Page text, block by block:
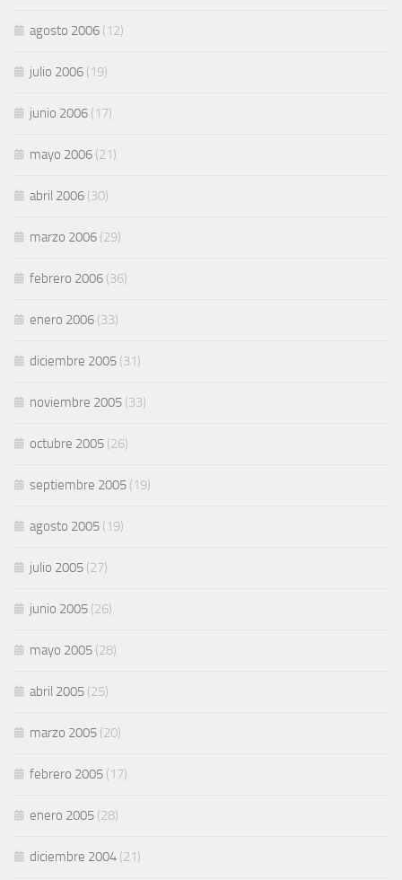
agosto 2006 (12)
julio 2006 (19)
junio 2006 (17)
mayo 2006 (21)
abril 2006 (30)
marzo 2006 (29)
febrero 2006 (36)
enero 2006 (33)
diciembre 2005 (31)
noviembre 2005 (33)
octubre 2005 (26)
septiembre 2005 (19)
agosto 2005 (19)
julio 2005 (27)
junio 2005 (26)
mayo 2005 (28)
abril 2005 (25)
marzo 2005 (20)
febrero 2005 (17)
enero 2005 (28)
diciembre 2004 (21)